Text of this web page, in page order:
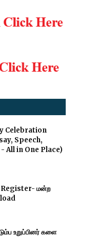
Celebration
Speech,
All in One Place)
Register- மன்ற
உறுப்பினர் களை